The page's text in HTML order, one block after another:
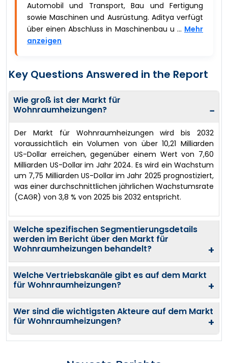
Automobil und Transport, Bau und Fertigung
sowie Maschinen und Ausrüstung. Aditya verfügt
über einen Abschluss in Maschinenbau u ... Mehr
anzeigen
Key Questions Answered in the Report
Wie groß ist der Markt für
Wohnraumheizungen?
−
Der Markt für Wohnraumheizungen wird bis 2032
voraussichtlich ein Volumen von über 10,21 Milliarden
US-Dollar erreichen, gegenüber einem Wert von 7,60
Milliarden US-Dollar im Jahr 2024. Es wird ein Wachstum
um 7,75 Milliarden US-Dollar im Jahr 2025 prognostiziert,
was einer durchschnittlichen jährlichen Wachstumsrate
(CAGR) von 3,8 % von 2025 bis 2032 entspricht.
Welche spezifischen Segmentierungsdetails
werden im Bericht über den Markt für
Wohnraumheizungen behandelt?
+
Welche Vertriebskanäle gibt es auf dem Markt
für Wohnraumheizungen?
+
Wer sind die wichtigsten Akteure auf dem Markt
für Wohnraumheizungen?
+